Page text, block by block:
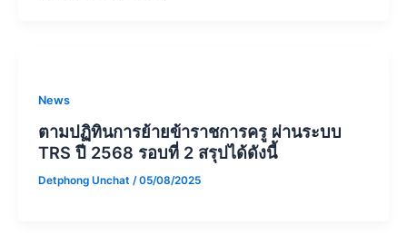
News
ตามปฏิทินการย้ายข้าราชการครู ผ่านระบบ
TRS ปี 2568 รอบที่ 2 สรุปได้ดังนี้
Detphong Unchat /05/08/2025